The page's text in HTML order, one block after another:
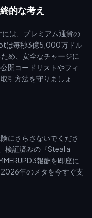
的な考え
は、プレミアム通貨の
は毎秒3億5,000万ドル
め、安全なチャージに
開コードリストやフィ
引方法を守りましょ
にさらさないでくださ
検証済みの『Steal a
報酬を即座に
年のメタを今すぐ支